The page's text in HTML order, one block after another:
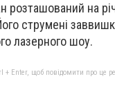
на
струмені
лазерного шоу.
+ Enter, щоб повідомити про це